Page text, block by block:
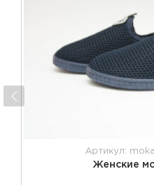
Артикул:
Женские